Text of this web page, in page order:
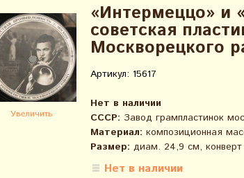
Увеличить
«Интермеццо» и
советская
Москворецкого
Артикул: 15617
Нет в наличии
СССР: Завод грампластинок
Материал: композиционная
Размер: диам. 24,9 см,
Нет в наличии